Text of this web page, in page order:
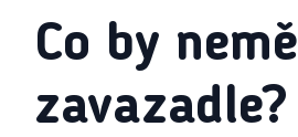
Co by
zavazadle?